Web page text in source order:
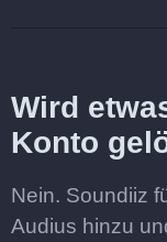
Wird
Konto
Nein. Soundiiz
Audius hinzu